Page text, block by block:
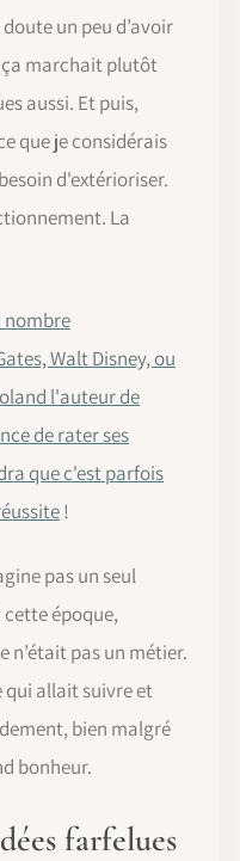
un peu d’avoir
marchait plutôt
aussi. Et puis,
que je considérais
d'extérioriser.
La
nombre
Walt Disney, ou
l'auteur de
de rater ses
que c'est parfois
!
pas un seul
époque,
n’était pas un métier.
qui allait suivre et
bien malgré
bonheur.
farfelues